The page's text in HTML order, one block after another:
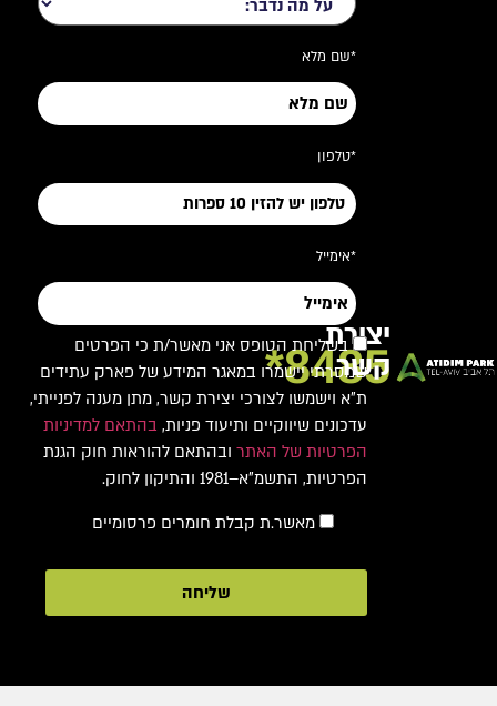
8485*
יצירת
קשר
*שם מלא
*טלפון
*אימייל
בשליחת הטופס אני מאשר/ת כי הפרטים
שמסרתי יישמרו במאגר המידע של פארק עתידים
ת"א וישמשו לצורכי יצירת קשר, מתן מענה לפנייתי,
עדכונים שיווקיים ותיעוד פניות,בהתאם למדיניות
הפרטיות של האתרובהתאם להוראות חוק הגנת
הפרטיות, התשמ"א–1981 והתיקון לחוק.
מאשר.ת קבלת חומרים פרסומיים
שליחה